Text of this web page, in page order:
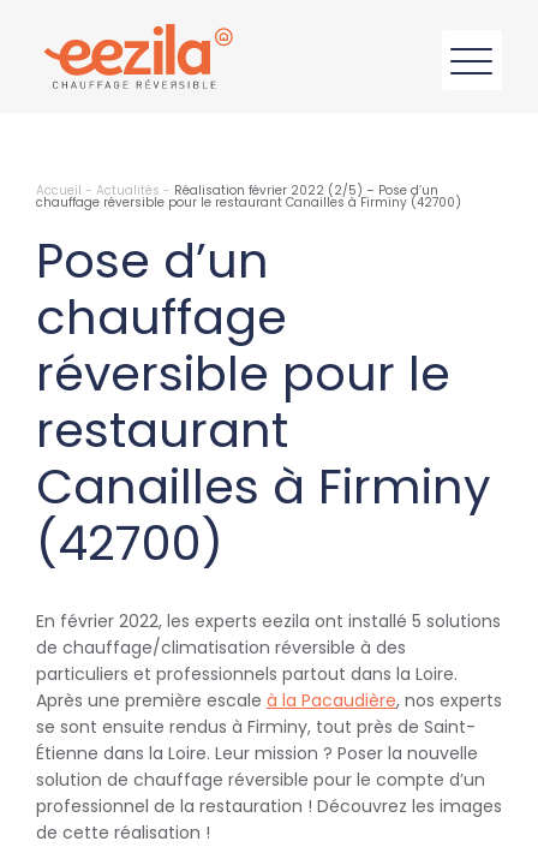
Accueil - Actualités - Réalisation février 2022 (2/5) – Pose d’un
chauffage réversible pour le restaurant Canailles à Firminy (42700)
Pose d’un
chauffage
réversible pour le
restaurant
Canailles à Firminy
(42700)
En février 2022, les experts eezila ont installé 5 solutions
de chauffage/climatisation réversible à des
particuliers et professionnels partout dans la Loire.
Après une première escale à la Pacaudière, nos experts
se sont ensuite rendus à Firminy, tout près de Saint-
Étienne dans la Loire. Leur mission ? Poser la nouvelle
solution de chauffage réversible pour le compte d’un
professionnel de la restauration ! Découvrez les images
de cette réalisation !